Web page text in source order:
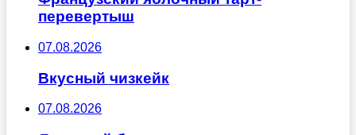
перевертыш
07.08.2026
Вкусный чизкейк
07.08.2026